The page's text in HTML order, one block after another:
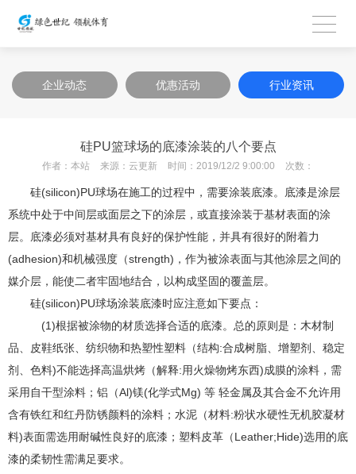
企业动态 优惠活动 行业资讯
硅PU篮球场的底漆涂装的八个要点
作者： 本站 来源： 云更新 时间： 2019/12/2 9:00:00 次数：
硅(silicon)PU球场在施工的过程中，需要涂装底漆。底漆是涂层
系统中处于中间层或面层之下的涂层，或直接涂装于基材表面的涂
层。底漆必须对基材具有良好的保护性能，并具有很好的附着力
(adhesion)和机械强度（strength)，作为被涂表面与其他涂层之间的
媒介层，能使二者牢固地结合，以构成坚固的覆盖层。
硅(silicon)PU球场涂装底漆时应注意如下要点：
(1)根据被涂物的材质选择合适的底漆。总的原则是：木材制
品、皮鞋纸张、纺织物和热塑性塑料（结构:合成树脂、增塑剂、稳定
剂、色料)不能选择高温烘烤（解释:用火燥物烤东西)成膜的涂料，需
采用自干型涂料；铝（Al)镁(化学式Mg) 等 轻金属及其合金不允许用
含有铁红和红丹防锈颜料的涂料；水泥（材料:粉状水硬性无机胶凝材
料)表面需选用耐碱性良好的底漆；塑料皮革（Leather;Hide)选用的底
漆的柔韧性需满足要求。